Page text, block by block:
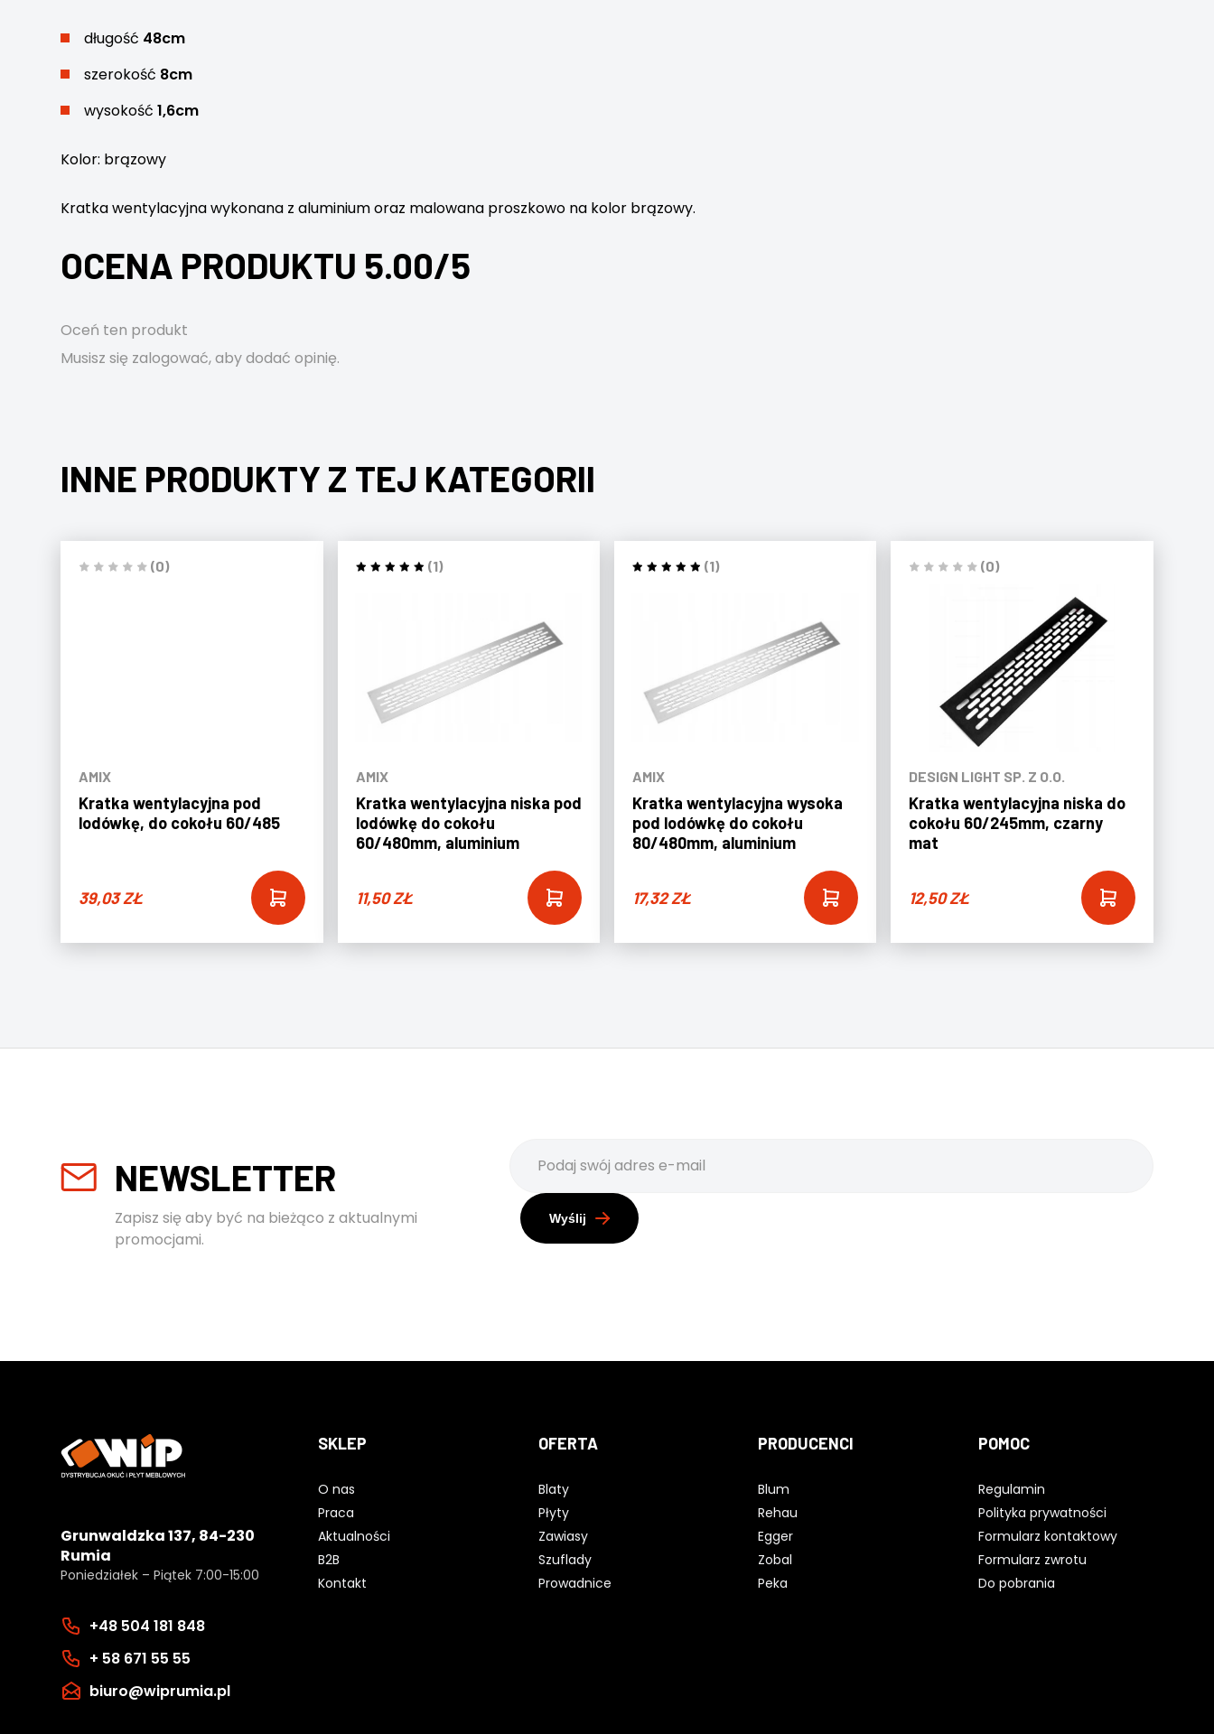
długość 48cm
szerokość 8cm
wysokość1,6cm
Kolor: brązowy
Kratka wentylacyjna wykonana z aluminium oraz malowana proszkowo na kolor brązowy.
OCENA PRODUKTU 5.00/5
Oceń ten produkt
Musisz się zalogować, aby dodać opinię.
INNE PRODUKTY Z TEJ KATEGORII
(0)
AMIX
Kratka wentylacyjna pod
lodówkę, do cokołu 60/485
39,03ZŁ
(1)
AMIX
Kratka wentylacyjna niska pod
lodówkę do cokołu
60/480mm, aluminium
11,50ZŁ
(1)
AMIX
Kratka wentylacyjna wysoka
pod lodówkę do cokołu
80/480mm, aluminium
17,32ZŁ
(0)
DESIGN LIGHT SP. Z O.O.
Kratka wentylacyjna niska do
cokołu 60/245mm, czarny
mat
12,50ZŁ
NEWSLETTER
Zapisz się aby być na bieżąco z aktualnymi
promocjami.
Wyślij
Grunwaldzka 137, 84-230
Rumia
Poniedziałek – Piątek 7:00-15:00
+48 504 181 848
+ 58 671 55 55
biuro@wiprumia.pl
SKLEP
O nas
Praca
Aktualności
B2B
Kontakt
OFERTA
Blaty
Płyty
Zawiasy
Szuflady
Prowadnice
PRODUCENCI
Blum
Rehau
Egger
Zobal
Peka
POMOC
Regulamin
Polityka prywatności
Formularz kontaktowy
Formularz zwrotu
Do pobrania